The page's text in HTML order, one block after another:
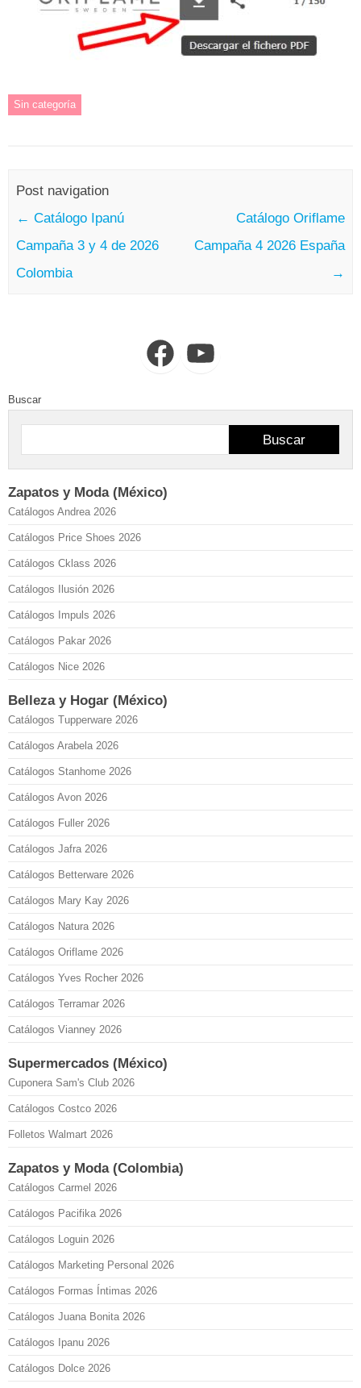
Sin categoría
Post navigation
← Catálogo Ipanú
Campaña 3 y 4 de 2026
Colombia
Catálogo Oriflame
Campaña 4 2026 España
→
FacebookYouTube
Buscar
Buscar
Zapatos y Moda (México)
Catálogos Andrea 2026
Catálogos Price Shoes 2026
Catálogos Cklass 2026
Catálogos Ilusión 2026
Catálogos Impuls 2026
Catálogos Pakar 2026
Catálogos Nice 2026
Belleza y Hogar (México)
Catálogos Tupperware 2026
Catálogos Arabela 2026
Catálogos Stanhome 2026
Catálogos Avon 2026
Catálogos Fuller 2026
Catálogos Jafra 2026
Catálogos Betterware 2026
Catálogos Mary Kay 2026
Catálogos Natura 2026
Catálogos Oriflame 2026
Catálogos Yves Rocher 2026
Catálogos Terramar 2026
Catálogos Vianney 2026
Supermercados (México)
Cuponera Sam's Club 2026
Catálogos Costco 2026
Folletos Walmart 2026
Zapatos y Moda (Colombia)
Catálogos Carmel 2026
Catálogos Pacifika 2026
Catálogos Loguin 2026
Catálogos Marketing Personal 2026
Catálogos Formas Íntimas 2026
Catálogos Juana Bonita 2026
Catálogos Ipanu 2026
Catálogos Dolce 2026